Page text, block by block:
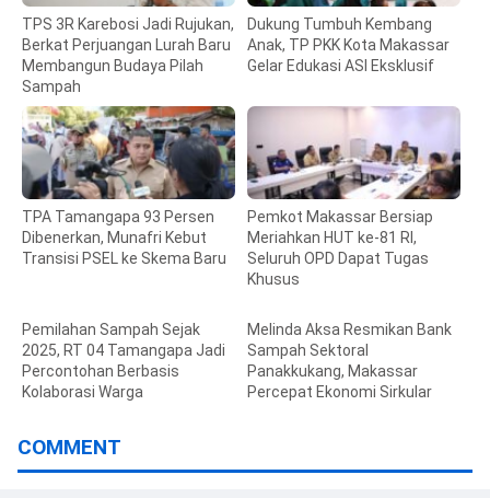
TPS 3R Karebosi Jadi Rujukan,
Berkat Perjuangan Lurah Baru
Membangun Budaya Pilah
Sampah
Dukung Tumbuh Kembang
Anak, TP PKK Kota Makassar
Gelar Edukasi ASI Eksklusif
TPA Tamangapa 93 Persen
Dibenerkan, Munafri Kebut
Transisi PSEL ke Skema Baru
Pemkot Makassar Bersiap
Meriahkan HUT ke-81 RI,
Seluruh OPD Dapat Tugas
Khusus
Pemilahan Sampah Sejak
2025, RT 04 Tamangapa Jadi
Percontohan Berbasis
Kolaborasi Warga
Melinda Aksa Resmikan Bank
Sampah Sektoral
Panakkukang, Makassar
Percepat Ekonomi Sirkular
COMMENT